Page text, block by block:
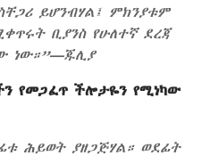
ይሆንብሃል፤ ምክንያቱም
ቢያንስ የሁለተኛ ደረጃ
ነው።”—ጁሊያ
የመጋፈጥ ችሎታዬን የሚነካው
ሕይወት ያዘጋጅሃል። ወደፊት